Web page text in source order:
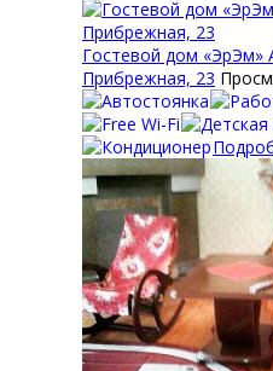
Гостевой дом «ЭрЭм»
Прибрежная, 23